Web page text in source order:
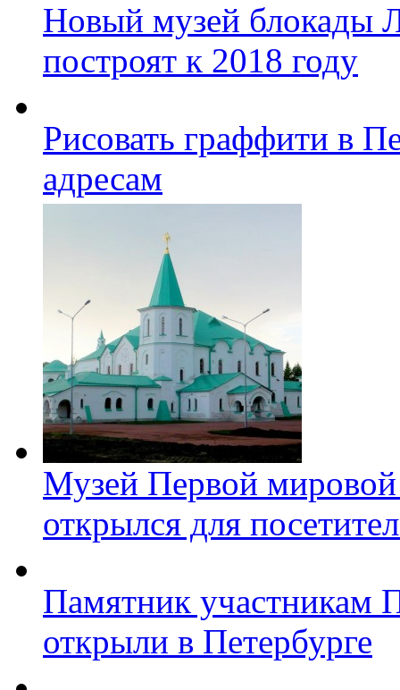
Новый музей блокады
построят к 2018 году
Рисовать граффити в
адресам
Музей Первой
открылся для
Памятник участникам
открыли в Петербурге